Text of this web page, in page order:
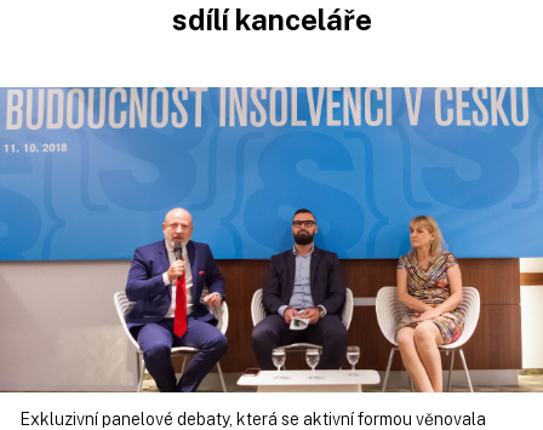
sdílí kanceláře
Exkluzivní panelové debaty, která se aktivní formou věnovala